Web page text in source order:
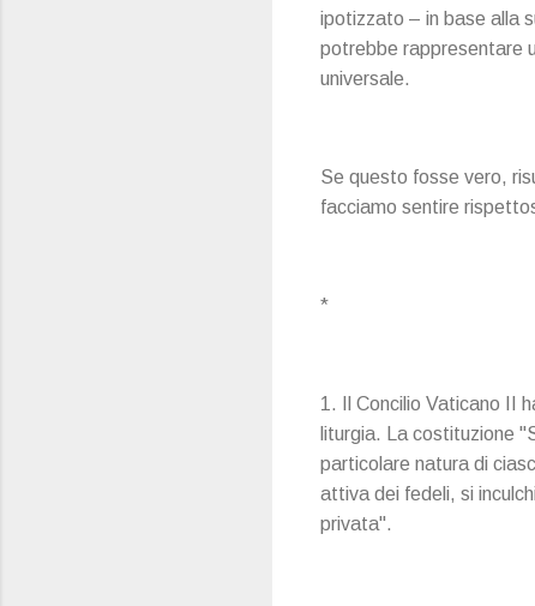
ipotizzato – in base alla
potrebbe rappresentare
universale.
Se questo fosse vero,
facciamo sentire
*
1. Il Concilio Vaticano II
liturgia. La costituzione
particolare natura di
attiva dei fedeli, si
privata".